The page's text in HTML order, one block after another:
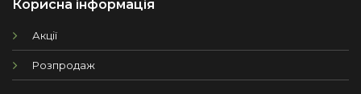
Корисна інформація
Акції
Розпродаж